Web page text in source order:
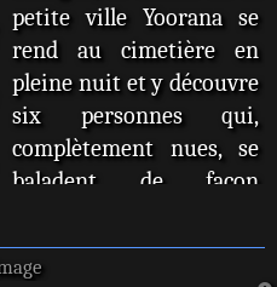
petite ville Yoorana se
rend au cimetière en
pleine nuit et y découvre
six personnes qui,
complètement nues, se
baladent de façon
semblent être perdues à
la fois. Avec l'aide du